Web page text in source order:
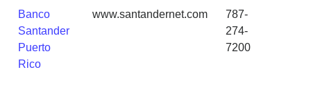
Credit
Card
Generator
Generate
Banco
Santander
Puerto
Rico
www.santandernet.com
787-
274-
7200